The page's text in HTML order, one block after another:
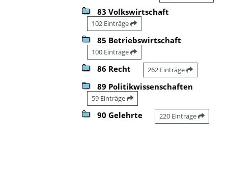
83 Volkswirtschaft
102 Einträge
85 Betriebswirtschaft
100 Einträge
86 Recht 262 Einträge
89 Politikwissenschaften
59 Einträge
90 Gelehrte 220 Einträge